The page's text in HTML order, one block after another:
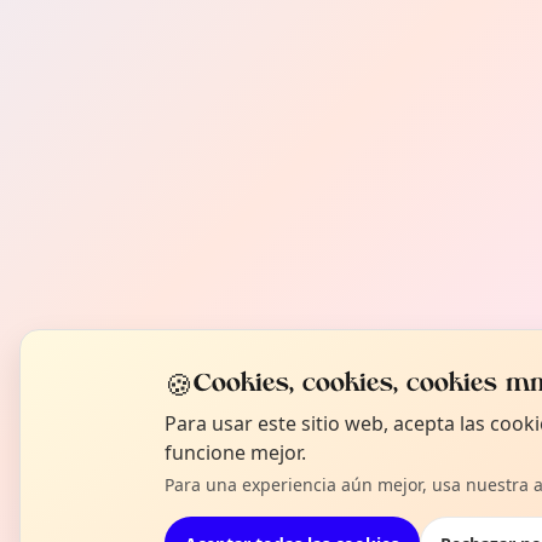
🍪Cookies, cookies, cookies
Para usar este sitio web, acepta las
funcione mejor.
Para una experiencia aún mejor, usa nuestra